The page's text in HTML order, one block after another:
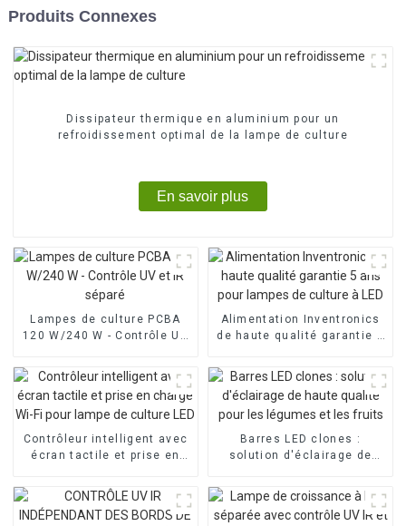
Produits Connexes
Dissipateur thermique en aluminium pour un
refroidissement optimal de la lampe de culture
En savoir plus
Lampes de culture PCBA
120 W/240 W - Contrôle UV
Alimentation Inventronics
de haute qualité garantie 5
à LED
Contrôleur intelligent avec
écran tactile et prise en
culture LED
Barres LED clones :
solution d'éclairage de
légumes et les fruits